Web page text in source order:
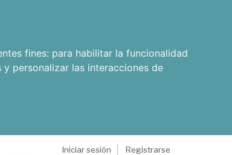
fines: para habilitar la funcionalidad
personalizar las interacciones de
Iniciar sesión
Registrarse